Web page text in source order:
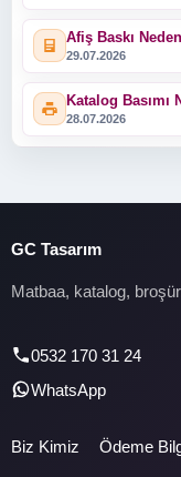
Afiş Baskı
29.07.2026
Katalog Basımı
28.07.2026
GC Tasarım
Matbaa, katalog,
0532 170 31 24
WhatsApp
Biz Kimiz Ödeme